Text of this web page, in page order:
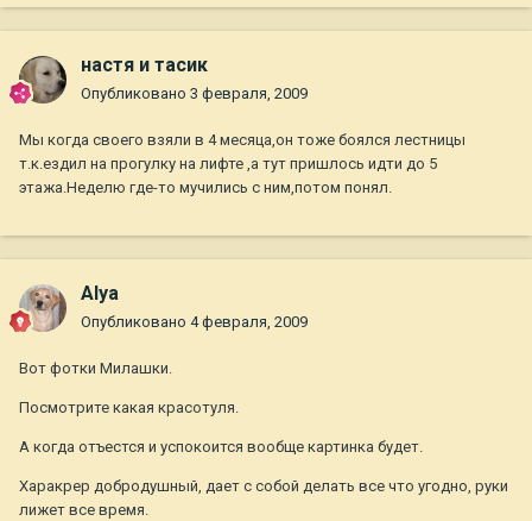
настя и тасик
Опубликовано 3 февраля, 2009
Мы когда своего взяли в 4 месяца,он тоже боялся лестницы
т.к.ездил на прогулку на лифте ,а тут пришлось идти до 5
этажа.Неделю где-то мучились с ним,потом понял.
Alya
Опубликовано 4 февраля, 2009
Вот фотки Милашки.
Посмотрите какая красотуля.
А когда отъестся и успокоится вообще картинка будет.
Харакрер добродушный, дает с собой делать все что угодно, руки
лижет все время.